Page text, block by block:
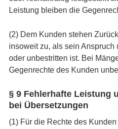
Leistung bleiben die
(2) Dem Kunden stehen
insoweit zu, als sein Anspruch
oder unbestritten ist. Bei
Gegenrechte des Kunden
§ 9 Fehlerhafte Leistung
bei Übersetzungen
(1) Für die Rechte des